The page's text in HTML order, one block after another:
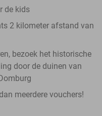
de kids
2 kilometer afstand van
bezoek het historische
door de duinen van
meerdere vouchers!